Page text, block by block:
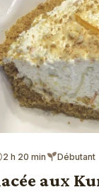
2 h 20 min Débutant
aux